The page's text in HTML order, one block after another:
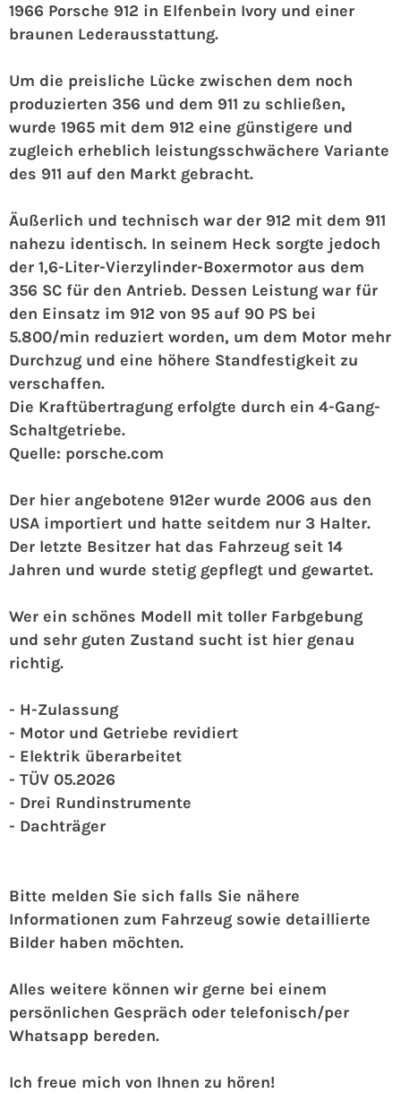
1966 Porsche 912 in Elfenbein Ivory und einer
braunen Lederausstattung.
Um die preisliche Lücke zwischen dem noch
produzierten 356 und dem 911 zu schließen,
wurde 1965 mit dem 912 eine günstigere und
zugleich erheblich leistungsschwächere Variante
des 911 auf den Markt gebracht.
Äußerlich und technisch war der 912 mit dem 911
nahezu identisch. In seinem Heck sorgte jedoch
der 1,6-Liter-Vierzylinder-Boxermotor aus dem
356 SC für den Antrieb. Dessen Leistung war für
den Einsatz im 912 von 95 auf 90 PS bei
5.800/min reduziert worden, um dem Motor mehr
Durchzug und eine höhere Standfestigkeit zu
verschaffen.
Die Kraftübertragung erfolgte durch ein 4-Gang-
Schaltgetriebe.
Quelle: porsche.com
Der hier angebotene 912er wurde 2006 aus den
USA importiert und hatte seitdem nur 3 Halter.
Der letzte Besitzer hat das Fahrzeug seit 14
Jahren und wurde stetig gepflegt und gewartet.
Wer ein schönes Modell mit toller Farbgebung
und sehr guten Zustand sucht ist hier genau
richtig.
- H-Zulassung
- Motor und Getriebe revidiert
- Elektrik überarbeitet
- TÜV 05.2026
- Drei Rundinstrumente
- Dachträger
Bitte melden Sie sich falls Sie nähere
Informationen zum Fahrzeug sowie detaillierte
Bilder haben möchten.
Alles weitere können wir gerne bei einem
persönlichen Gespräch oder telefonisch/per
Whatsapp bereden.
Ich freue mich von Ihnen zu hören!